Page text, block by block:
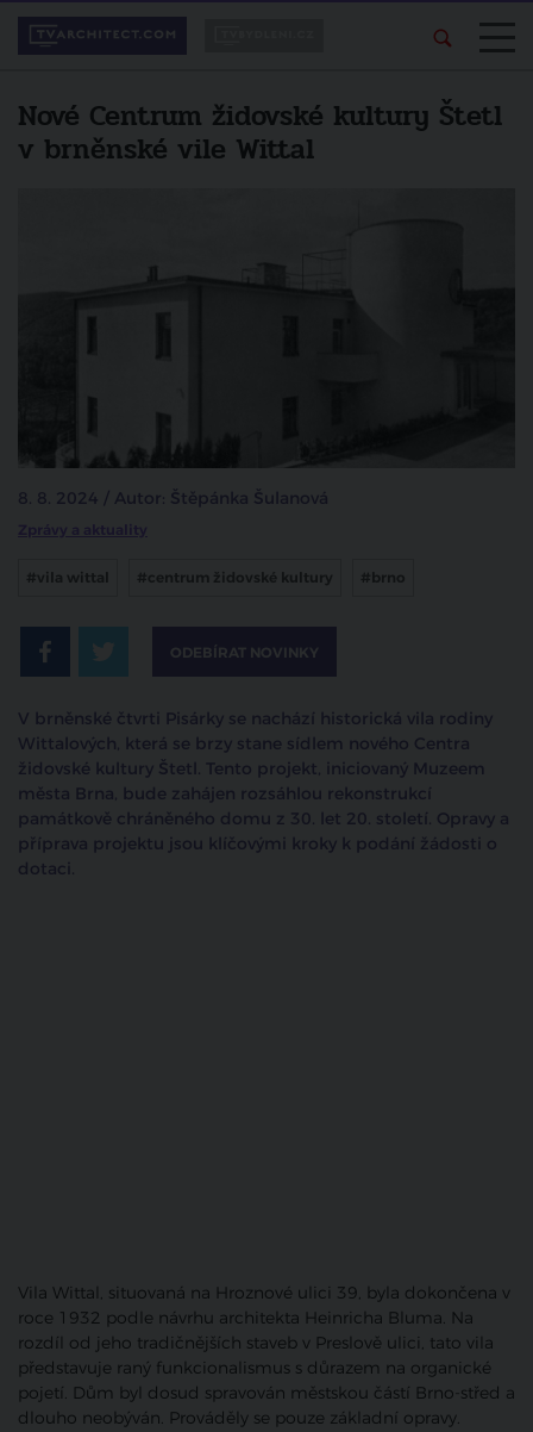
Nové Centrum židovské kultury Štetl
v brněnské vile Wittal
8. 8. 2024 / Autor: Štěpánka Šulanová
Zprávy a aktuality
#vila wittal #centrum židovské kultury #brno
ODEBÍRAT NOVINKY
V brněnské čtvrti Pisárky se nachází historická vila rodiny
Wittalových, která se brzy stane sídlem nového Centra
židovské kultury Štetl. Tento projekt, iniciovaný Muzeem
města Brna, bude zahájen rozsáhlou rekonstrukcí
památkově chráněného domu z 30. let 20. století. Opravy a
příprava projektu jsou klíčovými kroky k podání žádosti o
dotaci.
Vila Wittal, situovaná na Hroznové ulici 39, byla dokončena v
roce 1932 podle návrhu architekta Heinricha Bluma. Na
rozdíl od jeho tradičnějších staveb v Preslově ulici, tato vila
představuje raný funkcionalismus s důrazem na organické
pojetí. Dům byl dosud spravován městskou částí Brno-střed a
dlouho neobýván. Prováděly se pouze základní opravy.